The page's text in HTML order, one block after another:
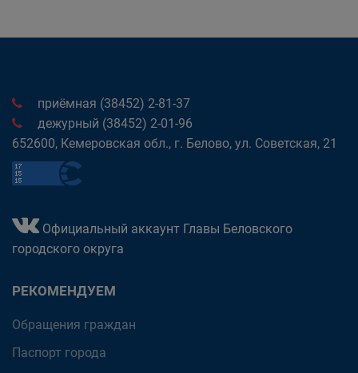
приёмная (38452) 2-81-37
дежурный (38452) 2-01-96
652600, Кемеровская обл., г. Белово, ул. Советская, 21
Официальный аккаунт Главы Беловского
городского округа
РЕКОМЕНДУЕМ
Обращения граждан
Паспорт города